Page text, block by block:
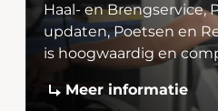
Haal- en Brengservice,
updaten, Poetsen en
is hoogwaardig en
Meer informatie